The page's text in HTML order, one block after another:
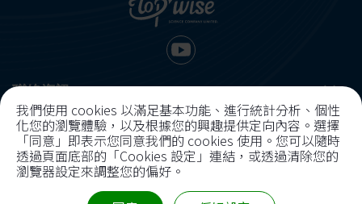
聯絡資訊
07-5567275 07-5567235
袁志明 0905566533
mike@topwise.tw
網站資訊
關於上睿
我們使用 cookies 以滿足基本功能、進行統計分析、個性
化您的瀏覽體驗，以及根據您的興趣提供定向內容。選擇
「同意」即表示您同意我們的 cookies 使用。您可以隨時
透過頁面底部的「Cookies 設定」連結，或透過清除您的
瀏覽器設定來調整您的偏好。